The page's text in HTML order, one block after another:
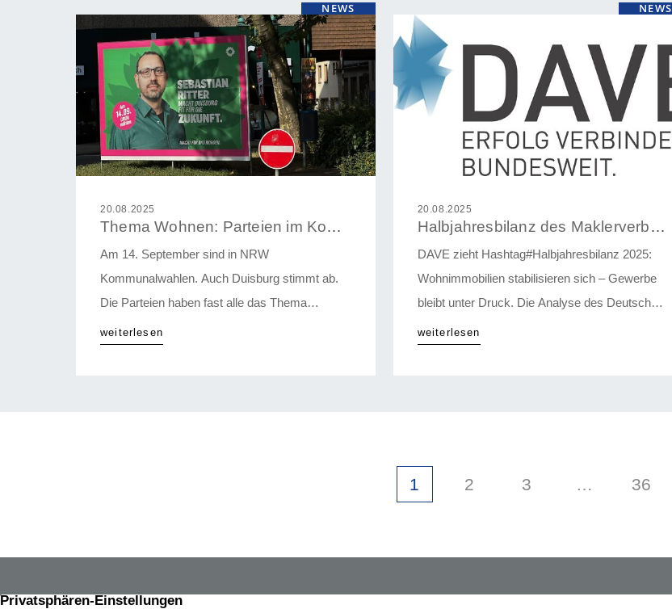
1.068 %. Leider kommt jedoch nun auch eine
unerklärte Erhöhung durch die Hintertür auf
1.169 %. Das ist […]
dem Reißbrett als im Quartier. Nur, wo Energie,
Mobilität und Umfeldentwicklung
zusammengedacht werden, entsteht
Standortqualität, die dauerhaft trägt – vor allem
dort, wo […]
NEWS
20.08.2025
Thema Wohnen: Parteien im Kommunalwahlkampf
Am 14. September sind in NRW
Kommunalwahlen. Auch Duisburg stimmt ab.
Die Parteien haben fast alle das Thema
Wohnen und Mieten „entdeckt“, ziehen aber
weiterlesen
NEWS
20.08.2025
Halbjahresbilanz des Maklerverbundes DAVE
DAVE zieht Hashtag#Halbjahresbilanz 2025:
Wohnimmobilien stabilisieren sich – Gewerbe
bleibt unter Druck. Die Analyse des Deutschen
Anlage-Immobilien Verbunds DAVE zeigt zur
weiterlesen
1 2 3 … 36